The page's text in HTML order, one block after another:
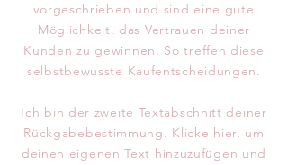
vorgeschrieben und sind eine gute
Möglichkeit, das Vertrauen deiner
Kunden zu gewinnen. So treffen diese
selbstbewusste Kaufentscheidungen.
Ich bin der zweite Textabschnitt deiner
Rückgabebestimmung. Klicke hier, um
deinen eigenen Text hinzuzufügen und